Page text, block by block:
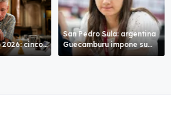
2026: cinco
la recta
San Pedro Sula: argentina
Guecamburu impone su
poderío.